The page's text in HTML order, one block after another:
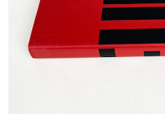
#Commune H #FOCUS
#FASHION
#LIFESTYLE #SNEAKER